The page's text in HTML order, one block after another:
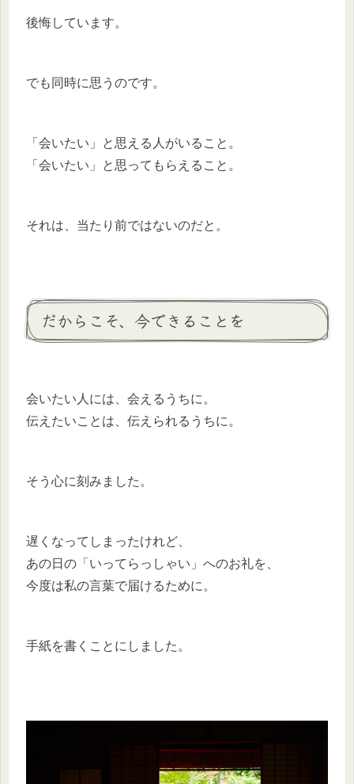
後悔しています。
でも同時に思うのです。
「会いたい」と思える人がいること。
「会いたい」と思ってもらえること。
それは、当たり前ではないのだと。
だからこそ、今できることを
会いたい人には、会えるうちに。
伝えたいことは、伝えられるうちに。
そう心に刻みました。
遅くなってしまったけれど、
あの日の「いってらっしゃい」へのお礼を、
今度は私の言葉で届けるために。
手紙を書くことにしました。